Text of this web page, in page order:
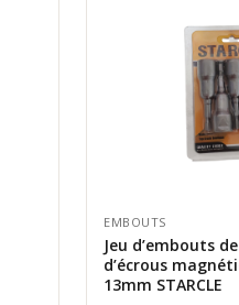
EMBOUTS
Jeu d’embouts
d’écrous
13mm STARCLE